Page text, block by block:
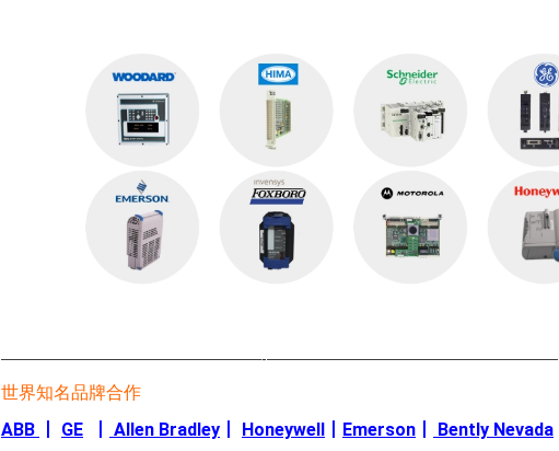
—————————————————-———————————————————
世界知名品牌合作
ABB GE Allen Bradley Honeywell Emerson Bently Nevada